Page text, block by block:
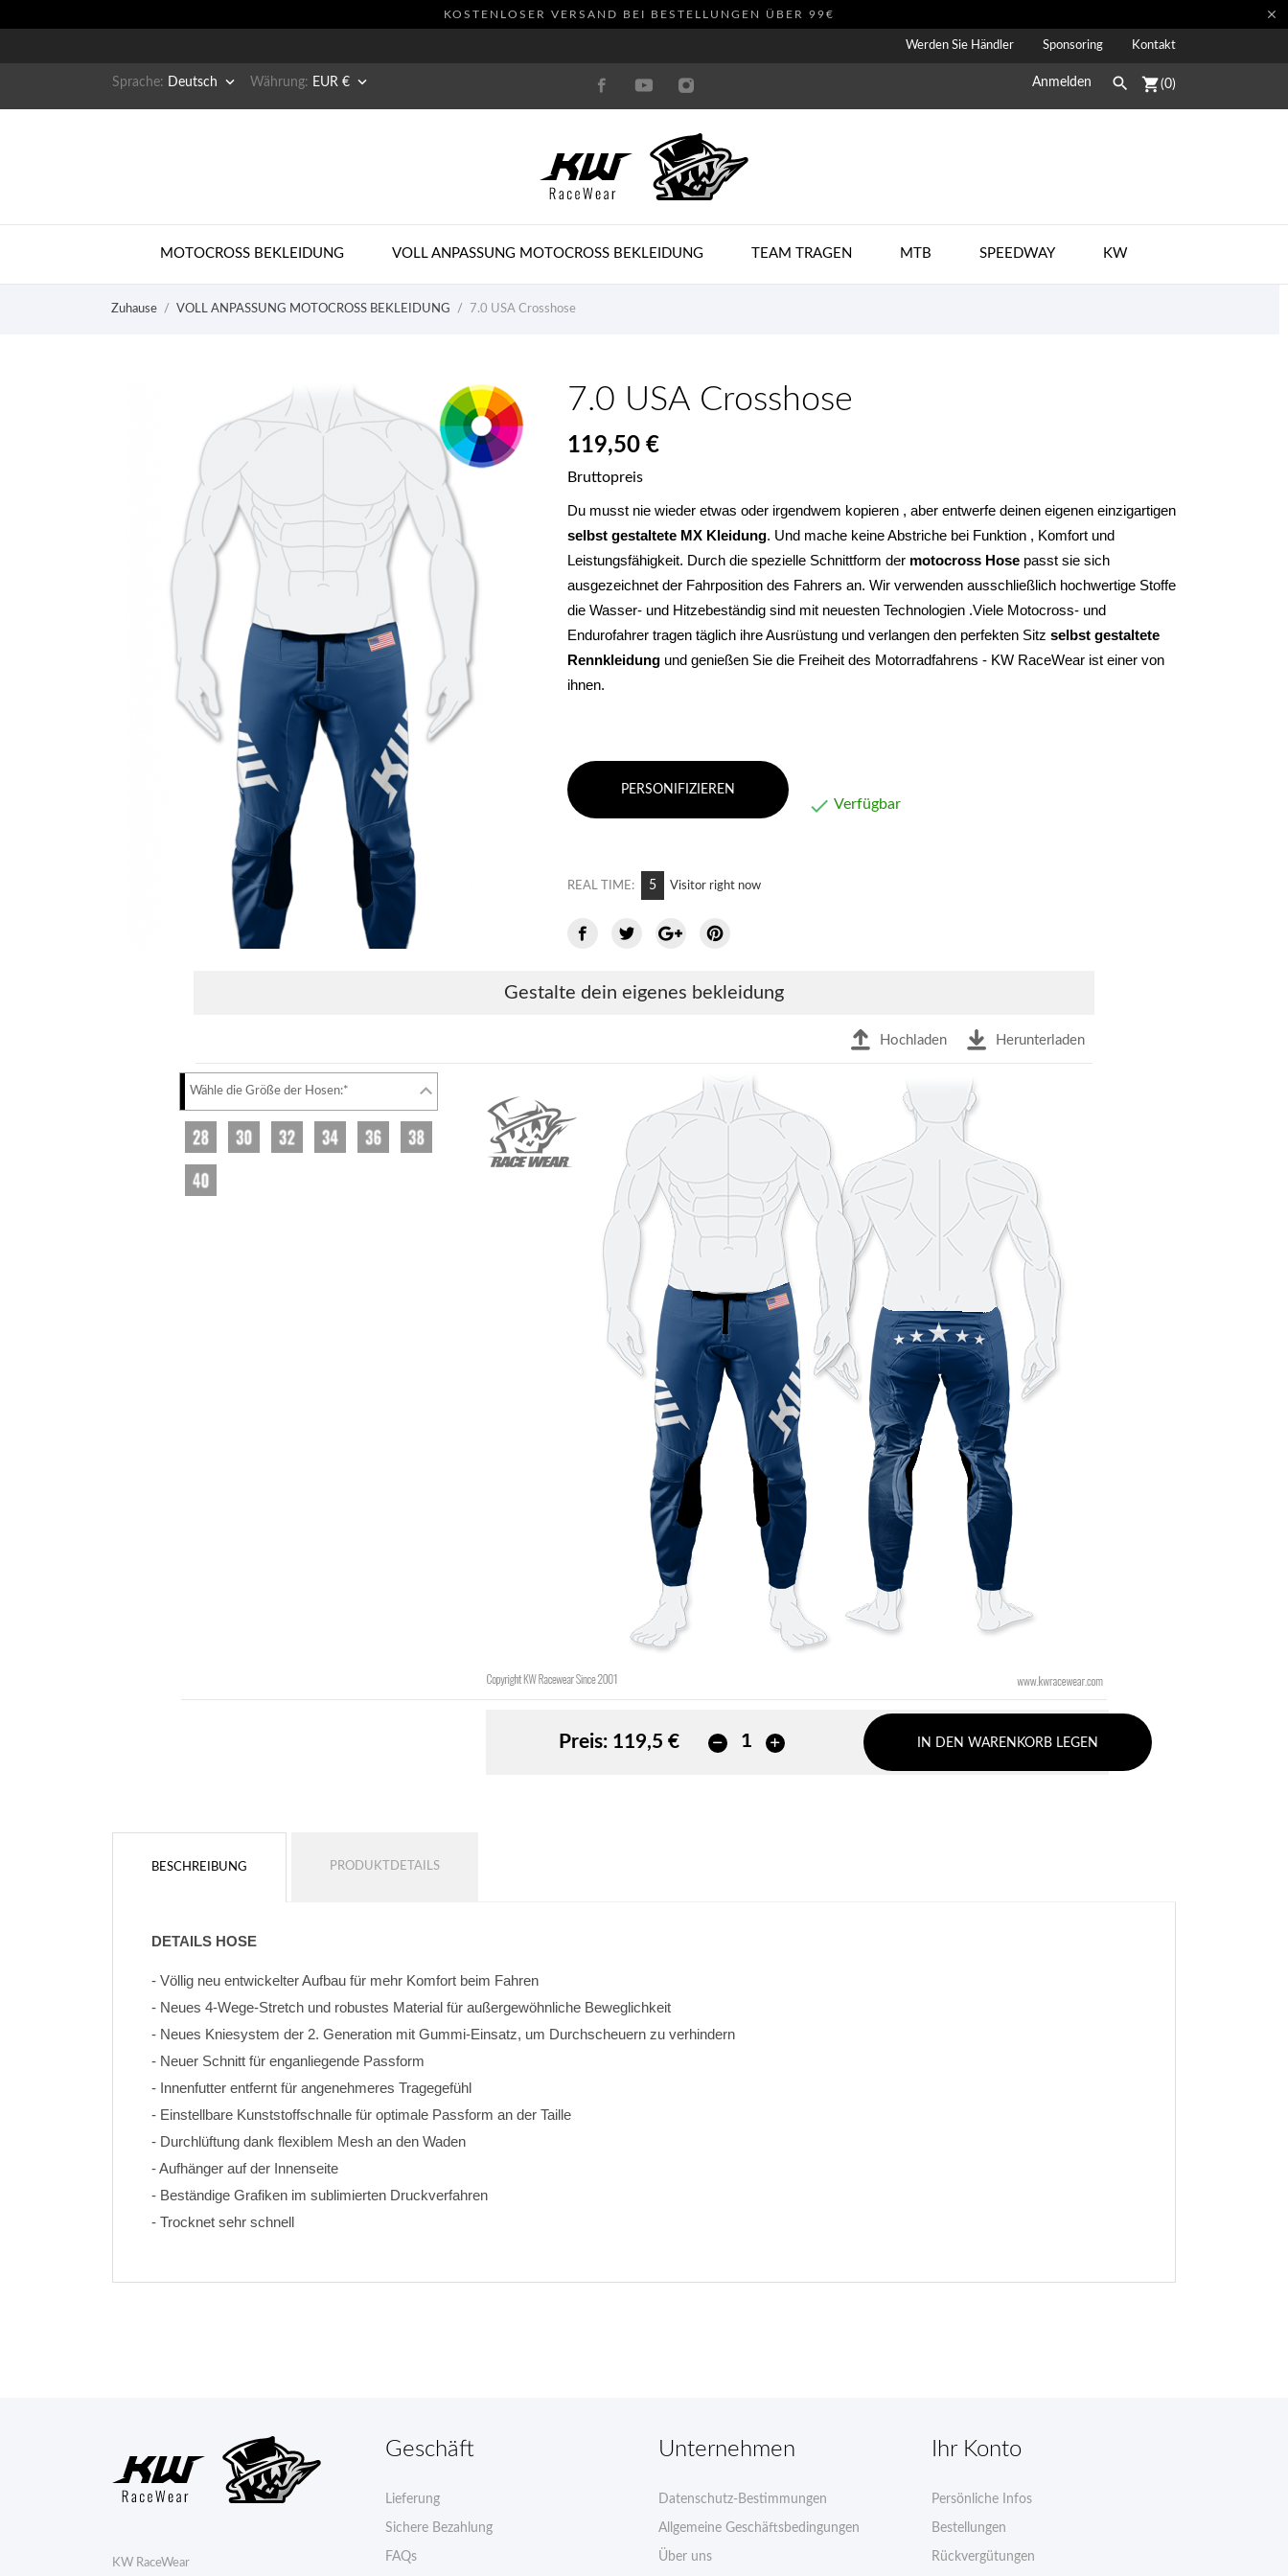
KOSTENLOSER VERSAND BEI BESTELLUNGEN ÜBER 99€ 
Werden Sie Händler Sponsoring Kontakt
Sprache: Deutsch  Währung: EUR €  Anmelden  shopping_cart(0)
MOTOCROSS BEKLEIDUNG VOLL ANPASSUNG MOTOCROSS BEKLEIDUNG TEAM TRAGEN MTB SPEEDWAY KW
Zuhause VOLL ANPASSUNG MOTOCROSS BEKLEIDUNG 7.0 USA Crosshose
7.0 USA Crosshose
119,50 €
Bruttopreis
selbst gestaltete MX Kleidung. Und mache keine Abstriche bei Funktion , Komfort und
Leistungsfähigkeit. Durch die spezielle Schnittform der motocross Hose passt sie sich
ausgezeichnet der Fahrposition des Fahrers an. Wir verwenden ausschließlich hochwertige Stoffe
die Wasser- und Hitzebeständig sind mit neuesten Technologien .Viele Motocross- und
Endurofahrer tragen täglich ihre Ausrüstung und verlangen den perfekten Sitz selbst gestaltete
Rennkleidung und genießen Sie die Freiheit des Motorradfahrens - KW RaceWear ist einer von
ihnen.
PERSONIFIZIEREN
 Verfügbar
REAL TIME: 13 Visitor right now
Gestalte dein eigenes bekleidung
Hochladen Herunterladen
Wähle die Größe der Hosen:*
Preis: 119,5 € IN DEN WARENKORB LEGEN
BESCHREIBUNG PRODUKTDETAILS
DETAILS HOSE
- Völlig neu entwickelter Aufbau für mehr Komfort beim Fahren
- Neues 4-Wege-Stretch und robustes Material für außergewöhnliche Beweglichkeit
- Neues Kniesystem der 2. Generation mit Gummi-Einsatz, um Durchscheuern zu verhindern
- Neuer Schnitt für enganliegende Passform
- Innenfutter entfernt für angenehmeres Tragegefühl
- Einstellbare Kunststoffschnalle für optimale Passform an der Taille
- Durchlüftung dank flexiblem Mesh an den Waden
- Aufhänger auf der Innenseite
- Beständige Grafiken im sublimierten Druckverfahren
- Trocknet sehr schnell
KW RaceWear
Geschäft
Lieferung
Sichere Bezahlung
FAQs
Unternehmen
Datenschutz-Bestimmungen
Allgemeine Geschäftsbedingungen
Über uns
Ihr Konto
Persönliche Infos
Bestellungen
Rückvergütungen